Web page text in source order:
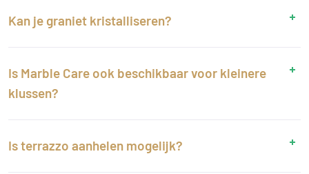
Kan je graniet kristalliseren?
Is Marble Care ook beschikbaar voor kleinere
klussen?
Is terrazzo aanhelen mogelijk?